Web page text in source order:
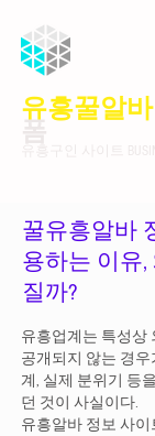
유흥꿀알바
꿀유흥알바
용하는 이유
질까?
유흥업계는 특성상
공개되지 않는 경우
계, 실제 분위기 등
던 것이 사실이다.
유흥알바 정보 사